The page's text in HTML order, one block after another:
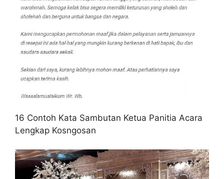
16 Contoh Kata Sambutan Ketua Panitia Acara
Lengkap Kosngosan